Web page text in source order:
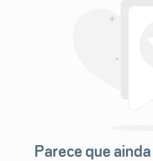
sanguíneo de vitamina
adversas enquanto
Parece que